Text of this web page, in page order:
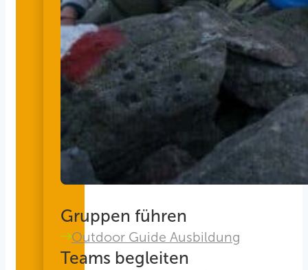
Gruppen führen
Outdoor Guide Ausbildung
Teams begleiten